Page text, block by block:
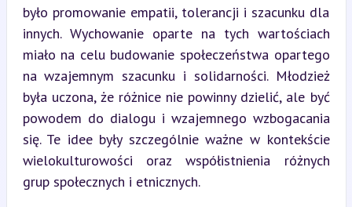
było promowanie empatii, tolerancji i szacunku dla
innych. Wychowanie oparte na tych wartościach
miało na celu budowanie społeczeństwa opartego
na wzajemnym szacunku i solidarności. Młodzież
była uczona, że różnice nie powinny dzielić, ale być
powodem do dialogu i wzajemnego wzbogacania
się. Te idee były szczególnie ważne w kontekście
wielokulturowości oraz współistnienia różnych
grup społecznych i etnicznych.